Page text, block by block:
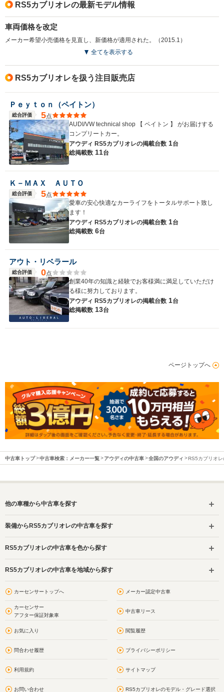
RS5カブリオレの最新モデル情報
車両価格を改定
メーカー希望小売価格を見直し、新価格が適用された。（2015.1）
全てを表示する
RS5カブリオレを扱う注目販売店
Ｐｅｙｔｏｎ（ペイトン）
総合評価 5点
AUDI/VW technical shop 【 ペイトン 】 がお届けする
コンプリートカー。
アウディ RS5カブリオレの掲載台数 1台
総掲載数 11台
Ｋ－ＭＡＸ ＡＵＴＯ
総合評価 5点
愛車の安心快適なカーライフをトータルサポート致し
ます！
アウディ RS5カブリオレの掲載台数 1台
総掲載数 6台
アウト・リベラール
総合評価 0点
創業40年の知識と経験でお客様満に満足していただけ
る様に努力しております。
アウディ RS5カブリオレの掲載台数 1台
総掲載数 13台
ページトップへ
中古車トップ 中古車検索：メーカー一覧 アウディの中古車 全国のアウディ RS5カブリオ
他の車種から中古車を探す
装備からRS5カブリオレの中古車を探す
RS5カブリオレの中古車を色から探す
RS5カブリオレの中古車を地域から探す
カーセンサートップへ メーカー認定中古車
カーセンサー
アフター保証対象車
中古車リース
お気に入り 閲覧履歴
問合わせ履歴 プライバシーポリシー
利用規約 サイトマップ
お問い合わせ RS5カブリオレのモデル・グレード選択